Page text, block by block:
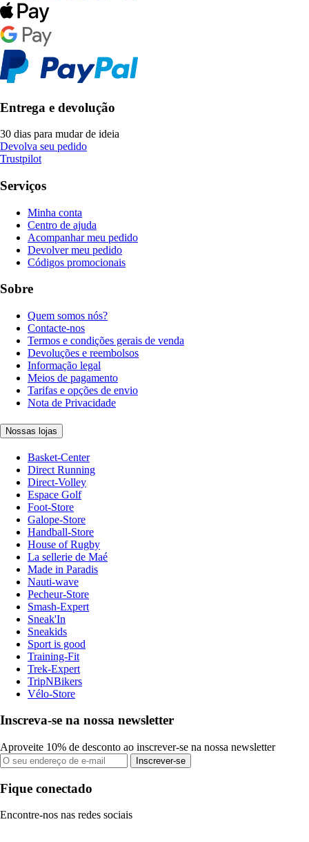
Entrega e devolução
30 dias para mudar de ideia
Devolva seu pedido
Trustpilot
Serviços
Minha conta
Centro de ajuda
Acompanhar meu pedido
Devolver meu pedido
Códigos promocionais
Sobre
Quem somos nós?
Contacte-nos
Termos e condições gerais de venda
Devoluções e reembolsos
Informação legal
Meios de pagamento
Tarifas e opções de envio
Nota de Privacidade
Nossas lojas
Basket-Center
Direct Running
Direct-Volley
Espace Golf
Foot-Store
Galope-Store
Handball-Store
House of Rugby
La sellerie de Maé
Made in Paradis
Nauti-wave
Pecheur-Store
Smash-Expert
Sneak'In
Sneakids
Sport is good
Training-Fit
Trek-Expert
TripNBikers
Vélo-Store
Inscreva-se na nossa newsletter
Aproveite 10% de desconto ao inscrever-se na nossa newsletter
Inscrever-se
Fique conectado
Encontre-nos nas redes sociais